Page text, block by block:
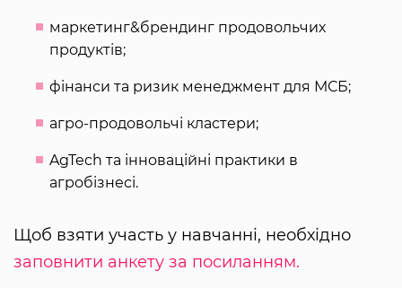
маркетинг&брендинг продовольчих
продуктів;
фінанси та ризик менеджмент для МСБ;
агро-продовольчі кластери;
AgTech та інноваційні практики в
агробізнесі.
Щоб взяти участь у навчанні, необхідно
заповнити анкету за посиланням.